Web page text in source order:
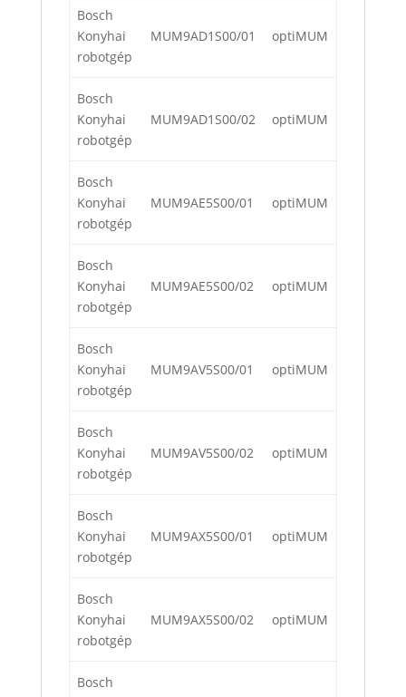
Bosch
Konyhai
robotgép
MUM9AD1S00/01 optiMUM
Bosch
Konyhai
robotgép
MUM9AD1S00/02 optiMUM
Bosch
Konyhai
robotgép
MUM9AE5S00/01 optiMUM
Bosch
Konyhai
robotgép
MUM9AE5S00/02 optiMUM
Bosch
Konyhai
robotgép
MUM9AV5S00/01 optiMUM
Bosch
Konyhai
robotgép
MUM9AV5S00/02 optiMUM
Bosch
Konyhai
robotgép
MUM9AX5S00/01 optiMUM
Bosch
Konyhai
robotgép
MUM9AX5S00/02 optiMUM
Bosch